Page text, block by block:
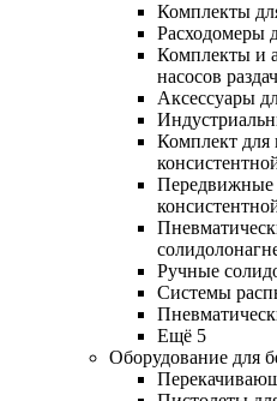
Комплекты
Расходомеры
Комплекты и
насосов
Аксессуары
Комплект для
Передвижные
Ручные
Системы
Ещё 5
Оборудование для